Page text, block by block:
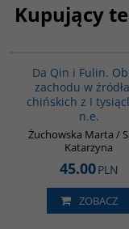
Kupujący
Da Qin i Fulin.
zachodu w
chińskich z I
n.e.
Żuchowska Marta /
Katarzyna
45.00PLN
ZOBACZ